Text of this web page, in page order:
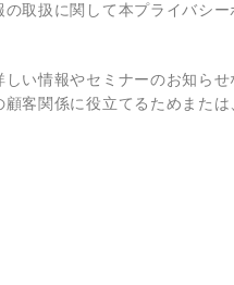
取扱に関して本プライバシ
い情報やセミナーのお知ら
客関係に役立てるためまたは